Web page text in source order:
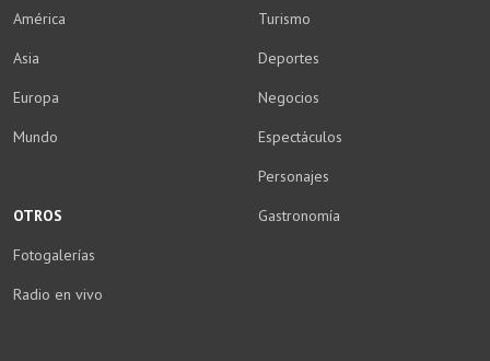
América
Asia
Europa
Mundo
Turismo
Deportes
Negocios
Espectáculos
Personajes
Gastronomía
OTROS
Fotogalerías
Radio en vivo